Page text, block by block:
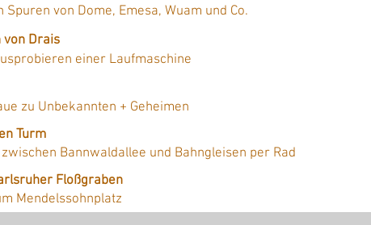
Spuren von Dome, Emesa, Wuam und Co.
von Drais
einer Laufmaschine
zu Unbekannten + Geheimen
Turm
Bannwaldallee und Bahngleisen per Rad
Floßgraben
Mendelssohnplatz